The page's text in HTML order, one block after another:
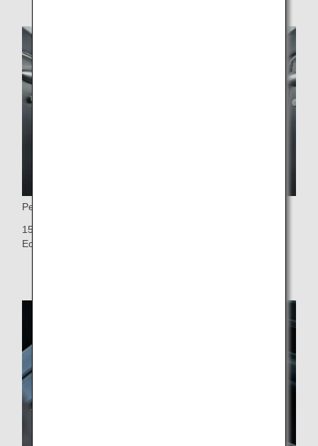
Personlig bildskärm
15,6-tums personlig pekskärm – den största i Premium
Economy i hela världen (11,6 tum i första sätesraden)